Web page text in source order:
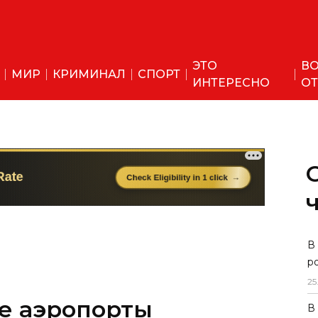
МИР КРИМИНАЛ СПОРТ
ЭТО
ИНТЕРЕСНО
В
25.
В